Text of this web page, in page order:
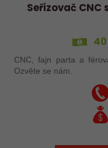
Seřizovač
CNC, fajn parta a
Ozvěte se nám.